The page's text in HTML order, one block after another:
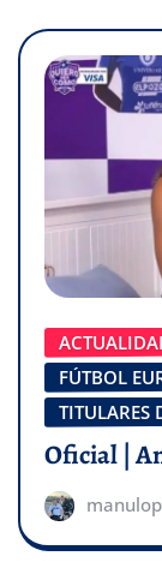
FÚTBOL
TITULARES
Oficial |